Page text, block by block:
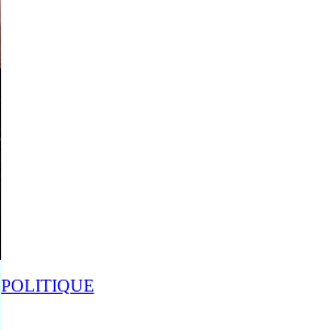
POLITIQUE